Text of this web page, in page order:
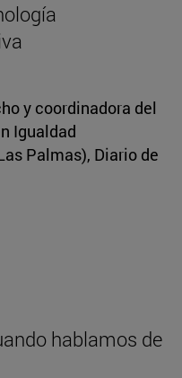
y coordinadora del
Igualdad
Palmas), Diario de
hablamos de